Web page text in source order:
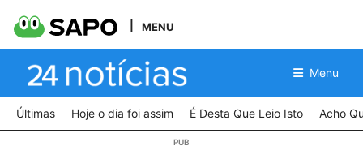
MENU
Menu
Últimas Hoje o dia foi assim É Desta Que Leio Isto Acho